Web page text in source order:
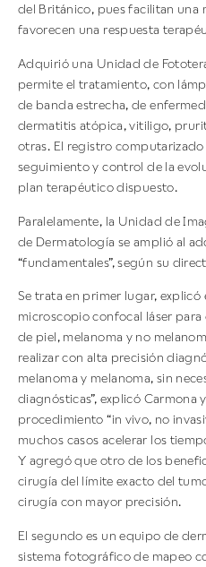
del Británico, pues facilitan una
favorecen una respuesta
Adquirió una Unidad de
permite el tratamiento, con
de banda estrecha, de
dermatitis atópica, vitiligo,
otras. El registro
seguimiento y control de la
plan terapéutico dispuesto.
Paralelamente, la Unidad de
de Dermatología se amplió al
“fundamentales”, según su
Se trata en primer lugar, explicó
microscopio confocal láser
de piel, melanoma y no
realizar con alta precisión
melanoma y melanoma, sin
diagnósticas”, explicó Carmona
procedimiento “in vivo, no
muchos casos acelerar los
Y agregó que otro de los
cirugía del límite exacto del
cirugía con mayor precisión.
El segundo es un equipo de
sistema fotográfico de mapeo